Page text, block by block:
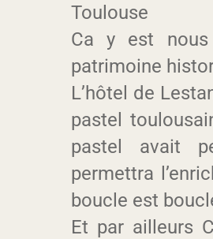
Toulouse
Ca y est
patrimoine
L’hôtel de
pastel
pastel avait
permettra
boucle est
Et par ailleurs